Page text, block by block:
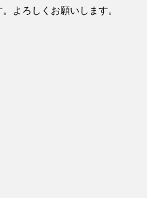
よろしくお願いします。